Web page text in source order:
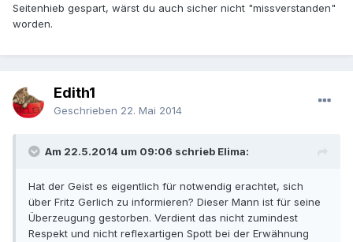
Seitenhieb gespart, wärst du auch sicher nicht "missverstanden"
worden.
Edith1
Geschrieben 22. Mai 2014
Am 22.5.2014 um 09:06 schrieb Elima:
Hat der Geist es eigentlich für notwendig erachtet, sich
über Fritz Gerlich zu informieren? Dieser Mann ist für seine
Überzeugung gestorben. Verdient das nicht zumindest
Respekt und nicht reflexartigen Spott bei der Erwähnung